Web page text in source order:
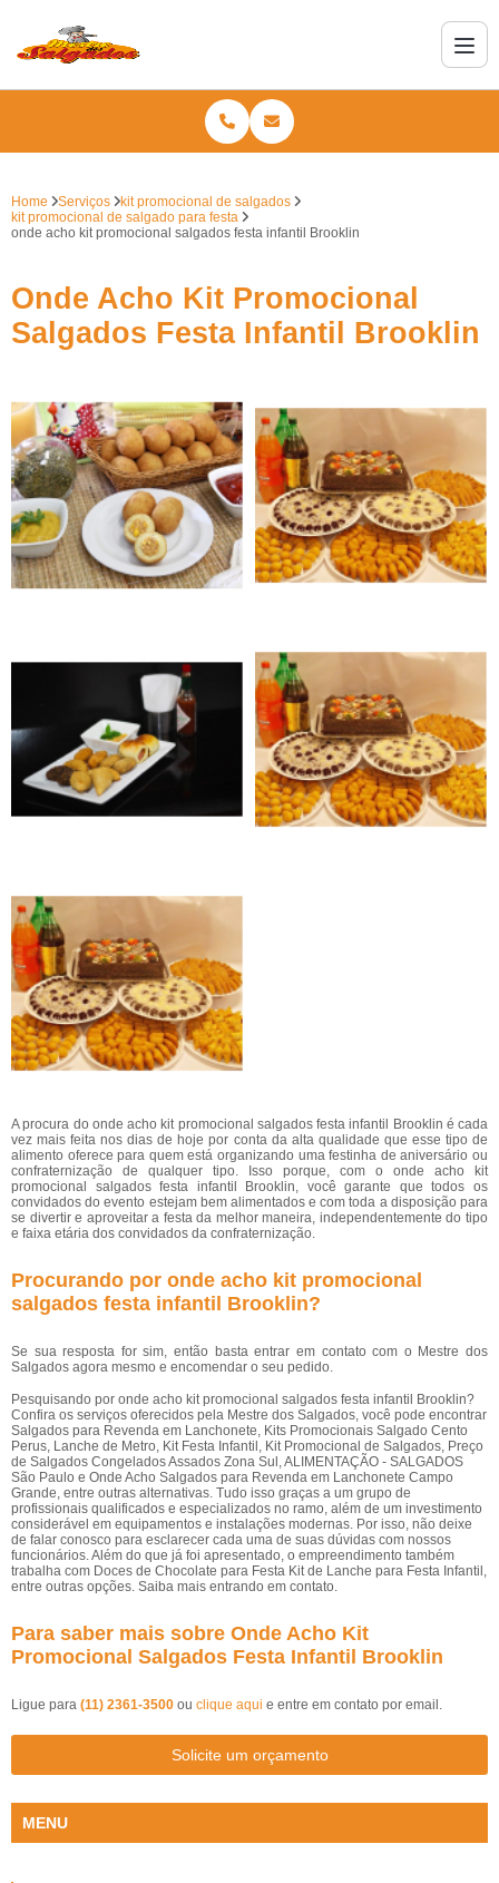
Home Serviços
kit promocional de salgados
kit promocional de salgado para festa
onde acho kit promocional salgados festa infantil Brooklin
Onde Acho Kit Promocional
Salgados Festa Infantil Brooklin
A procura do onde acho kit promocional salgados festa infantil Brooklin é cada
vez mais feita nos dias de hoje por conta da alta qualidade que esse tipo de
alimento oferece para quem está organizando uma festinha de aniversário ou
confraternização de qualquer tipo. Isso porque, com o onde acho kit
promocional salgados festa infantil Brooklin, você garante que todos os
convidados do evento estejam bem alimentados e com toda a disposição para
se divertir e aproveitar a festa da melhor maneira, independentemente do tipo
e faixa etária dos convidados da confraternização.
Procurando por onde acho kit promocional
salgados festa infantil Brooklin?
Se sua resposta for sim, então basta entrar em contato com o Mestre dos
Salgados agora mesmo e encomendar o seu pedido.
Pesquisando por onde acho kit promocional salgados festa infantil Brooklin?
Confira os serviços oferecidos pela Mestre dos Salgados, você pode encontrar
Salgados para Revenda em Lanchonete, Kits Promocionais Salgado Cento
Perus, Lanche de Metro, Kit Festa Infantil, Kit Promocional de Salgados, Preço
de Salgados Congelados Assados Zona Sul, ALIMENTAÇÃO - SALGADOS
São Paulo e Onde Acho Salgados para Revenda em Lanchonete Campo
Grande, entre outras alternativas. Tudo isso graças a um grupo de
profissionais qualificados e especializados no ramo, além de um investimento
considerável em equipamentos e instalações modernas. Por isso, não deixe
de falar conosco para esclarecer cada uma de suas dúvidas com nossos
funcionários. Além do que já foi apresentado, o empreendimento também
trabalha com Doces de Chocolate para Festa Kit de Lanche para Festa Infantil,
entre outras opções. Saiba mais entrando em contato.
Para saber mais sobre Onde Acho Kit
Promocional Salgados Festa Infantil Brooklin
Ligue para (11) 2361-3500 ou clique aqui e entre em contato por email.
Solicite um orçamento
MENU